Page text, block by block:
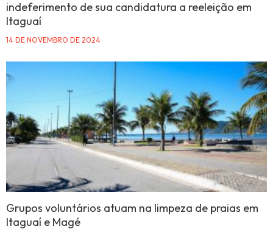
indeferimento de sua candidatura a reeleição em
Itaguaí
14 DE NOVEMBRO DE 2024
Grupos voluntários atuam na limpeza de praias em
Itaguaí e Magé